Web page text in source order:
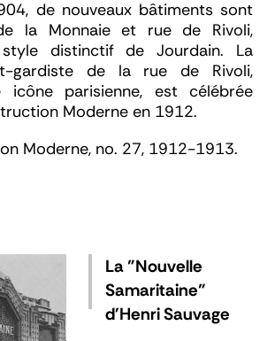
de nouveaux bâtiments sont
la Monnaie et rue de Rivoli,
distinctif de Jourdain. La
gardiste de la rue de Rivoli,
icône parisienne, est célébrée
Moderne en 1912.
Moderne, no. 27, 1912-1913.
La "Nouvelle
Samaritaine"
d'Henri Sauvage